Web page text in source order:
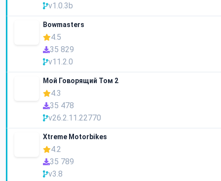
v1.0.3b
Bowmasters
4.5
35 829
v11.2.0
Мой Говорящий Том 2
4.3
35 478
v26.2.11.22770
Xtreme Motorbikes
4.2
35 789
v3.8